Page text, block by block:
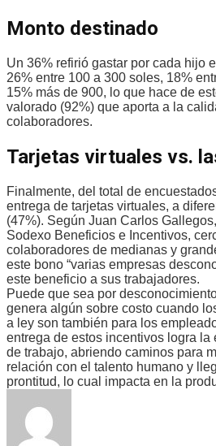
Monto destinado
Un 36% refirió gastar por cada hijo
26% entre 100 a 300 soles, 18%
15% más de 900, lo que hace de
valorado (92%) que aporta a la
colaboradores.
Tarjetas virtuales vs.
Finalmente, del total de
entrega de tarjetas virtuales, a
(47%). Según Juan Carlos
Sodexo Beneficios e Incentivos,
colaboradores de medianas y
este bono “varias empresas
este beneficio a sus trabajadores.
Puede que sea por
genera algún sobre costo cuando
a ley son también para los
entrega de estos incentivos logra la
de trabajo, abriendo caminos para
relación con el talento humano y
prontitud, lo cual impacta en la